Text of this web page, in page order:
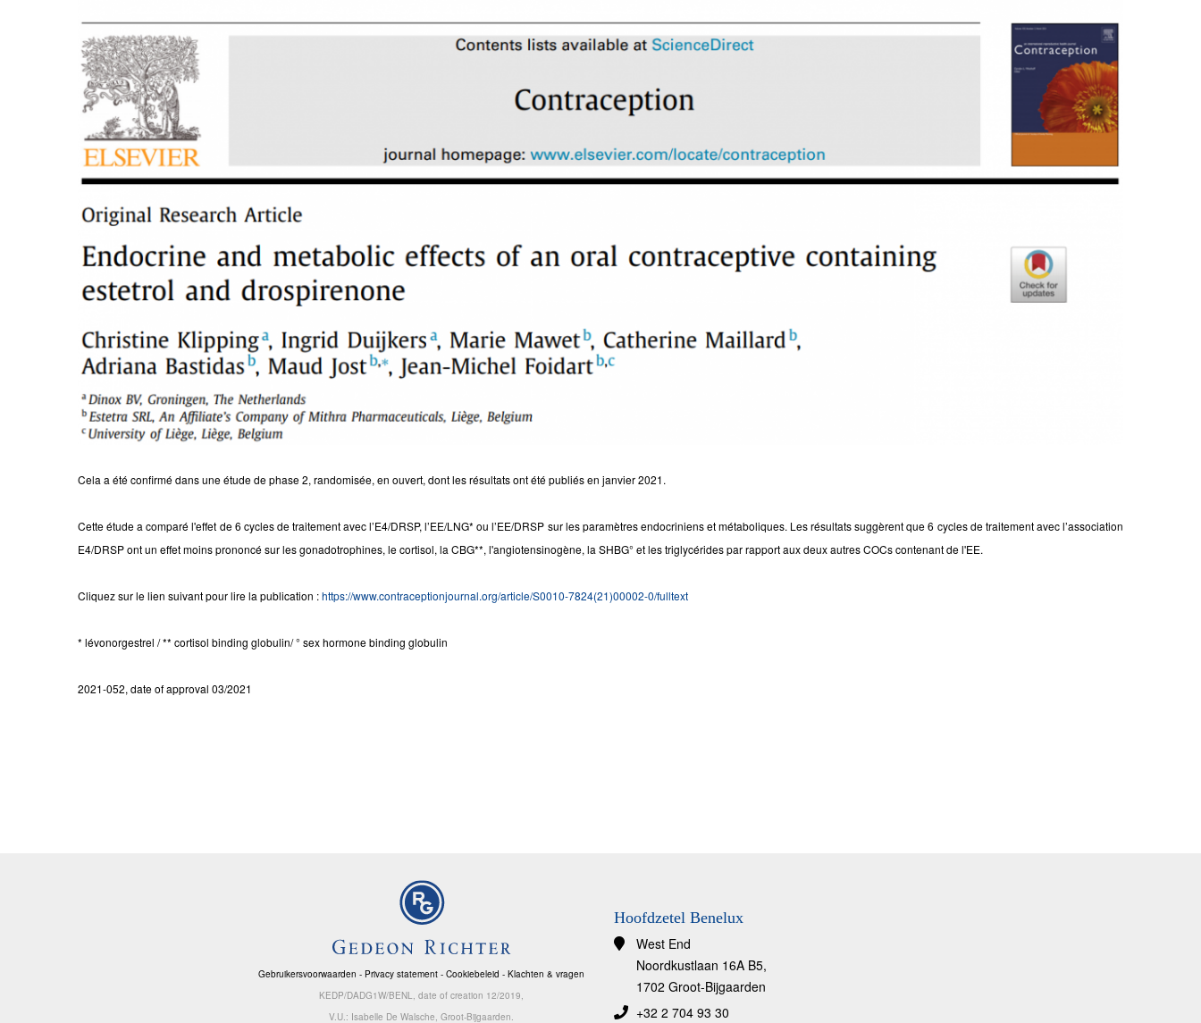
Cela a été confirmé dans une étude de phase 2, randomisée, en ouvert, dont les résultats ont été publiés en janvier 2021.
Cette étude a comparé l'effet de 6 cycles de traitement avec l’E4/DRSP, l’EE/LNG* ou l’EE/DRSP sur les paramètres endocriniens et métaboliques. Les résultats suggèrent que 6 cycles de traitement avec l’association
E4/DRSP ont un effet moins prononcé sur les gonadotrophines, le cortisol, la CBG**, l'angiotensinogène, la SHBG° et les triglycérides par rapport aux deux autres COCs contenant de l'EE.
Cliquez sur le lien suivant pour lire la publication :https://www.contraceptionjournal.org/article/S0010-7824(21)00002-0/fulltext
* lévonorgestrel / ** cortisol binding globulin/ ° sex hormone binding globulin
2021-052, date of approval 03/2021
Gebruikersvoorwaarden - Privacy statement -Cookiebeleid -Klachten & vragen
KEDP/DADG1W/BENL, date of creation 12/2019,
V.U.: Isabelle De Walsche, Groot-Bijgaarden.
Hoofdzetel Benelux
West End
Noordkustlaan 16A B5,
1702 Groot-Bijgaarden
+32 2 704 93 30